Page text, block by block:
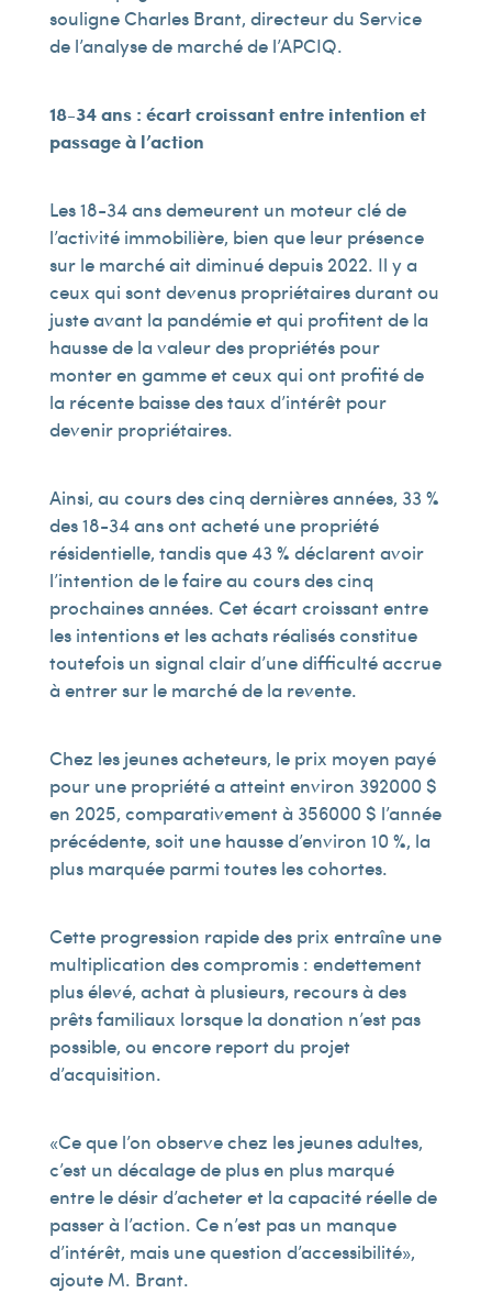
souligne Charles Brant, directeur du Service
de l’analyse de marché de l’APCIQ.
18-34 ans : écart croissant entre intention et
passage à l’action
Les 18-34 ans demeurent un moteur clé de
l’activité immobilière, bien que leur présence
sur le marché ait diminué depuis 2022. Il y a
ceux qui sont devenus propriétaires durant ou
juste avant la pandémie et qui profitent de la
hausse de la valeur des propriétés pour
monter en gamme et ceux qui ont profité de
la récente baisse des taux d’intérêt pour
devenir propriétaires.
Ainsi, au cours des cinq dernières années, 33 %
des 18-34 ans ont acheté une propriété
résidentielle, tandis que 43 % déclarent avoir
l’intention de le faire au cours des cinq
prochaines années. Cet écart croissant entre
les intentions et les achats réalisés constitue
toutefois un signal clair d’une difficulté accrue
à entrer sur le marché de la revente.
Chez les jeunes acheteurs, le prix moyen payé
pour une propriété a atteint environ 392 000 $
en 2025, comparativement à 356 000 $ l’année
précédente, soit une hausse d’environ 10 %, la
plus marquée parmi toutes les cohortes.
Cette progression rapide des prix entraîne une
multiplication des compromis : endettement
plus élevé, achat à plusieurs, recours à des
prêts familiaux lorsque la donation n’est pas
possible, ou encore report du projet
d’acquisition.
« Ce que l’on observe chez les jeunes adultes,
c’est un décalage de plus en plus marqué
entre le désir d’acheter et la capacité réelle de
passer à l’action. Ce n’est pas un manque
d’intérêt, mais une question d’accessibilité »,
ajoute M. Brant.